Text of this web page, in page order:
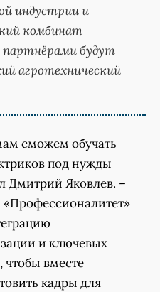
индустрии и
комбинат
партнёрами будут
агротехнический
сможем обучать
под нужды
Дмитрий Яковлев. –
и ключевых
чтобы вместе
кадры для